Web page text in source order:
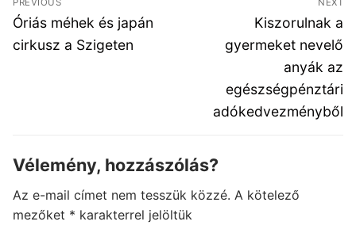
navigáció
PREVIOUS
Previous
post:
Óriás méhek és japán
cirkusz a Szigeten
NEXT
Next
post:
Kiszorulnak a
gyermeket nevelő
anyák az
egészségpénztári
adókedvezményből
Vélemény, hozzászólás?
Az e-mail címet nem tesszük közzé. A kötelező
mezőket * karakterrel jelöltük